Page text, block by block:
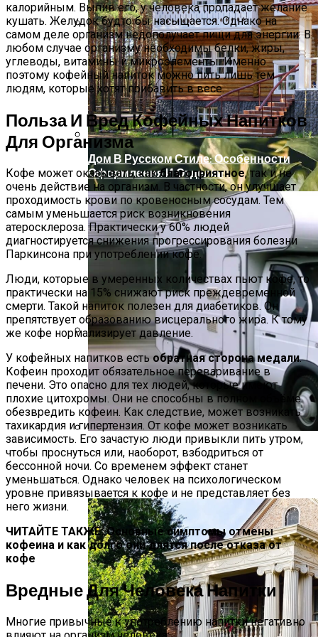
Артезианская, Минеральная,
Родниковая, Талая: В Чем Разница И
Какую Воду Лучше Выбрать Для Питья
Растения-Вампиры: 15 Популярных
Домашних Цветов, Которые Крадут
Ваше Здоровье День За Днем
Дом В Русском Стиле: Особенности
Оформления И Отделки
Дом На Колесах Своими Руками Из
Фургона ГАЗель: Пошаговый Гайд С
Фото
калорийным. Выпив его, у человека пропадает желание
кушать. Желудок будто бы насыщается. Однако на
самом деле организм недополучает пищи для энергии. В
любом случае организму необходимы белки, жиры,
углеводы, витамины и микроэлементы. Именно
поэтому кофейный напиток можно пить лишь тем
людям, которые хотят прибавить в весе.
Польза И Вред Кофейных Напитков
Для Организма
Кофе может оказывать, какблагоприятное, так и не
очень действие на организм. В частности, он улучшает
проходимость крови по кровеносным сосудам. Тем
самым уменьшается риск возникновения
атеросклероза. Практически у 60% людей
диагностируется снижения прогрессирования болезни
Паркинсона при употреблении кофе.
Люди, которые в умеренных количествах пьют кофе, то
практически на 15% снижают риск преждевременной
смерти. Такой напиток полезен для диабетиков. Он
препятствует образованию висцерального жира. К тому
же кофе нормализирует давление.
У кофейных напитков есть обратная сторона медали.
Кофеин проходит обязательное переваривание в
печени. Это опасно для тех людей, которые имеют
плохие цитохромы. Они не способны в полном объёме
обезвредить кофеин. Как следствие, может возникать
тахикардия и гипертензия. От кофе может возникать
зависимость. Его зачастую люди привыкли пить утром,
чтобы проснуться или, наоборот, взбодриться от
бессонной ночи. Со временем эффект станет
уменьшаться. Однако человек на психологическом
уровне привязывается к кофе и не представляет без
него жизни.
ЧИТАЙТЕ ТАКЖЕ: Основные симптомы отмены
кофеина и как долго они длятся после отказа от
кофе
Вредные Для Человека Напитки
Многие привычные к употреблению напитки негативно